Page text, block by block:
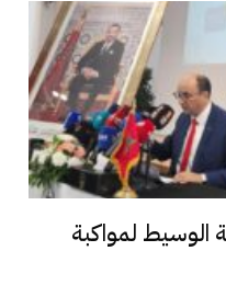
الوسيط لمواكبة